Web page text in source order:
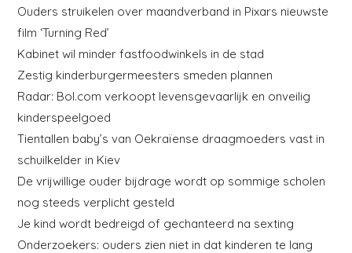
Ouders struikelen over maandverband in Pixars nieuwste
film ‘Turning Red’
Kabinet wil minder fastfoodwinkels in de stad
Zestig kinderburgermeesters smeden plannen
Radar: Bol.com verkoopt levensgevaarlijk en onveilig
kinderspeelgoed
Tientallen baby’s van Oekraïense draagmoeders vast in
schuilkelder in Kiev
De vrijwillige ouder bijdrage wordt op sommige scholen
nog steeds verplicht gesteld
Je kind wordt bedreigd of gechanteerd na sexting
Onderzoekers: ouders zien niet in dat kinderen te lang